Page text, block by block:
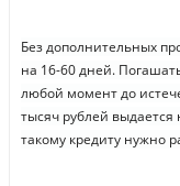
Без дополнительных
на 16-60 дней.
любой момент до
тысяч рублей
такому кредиту нужно